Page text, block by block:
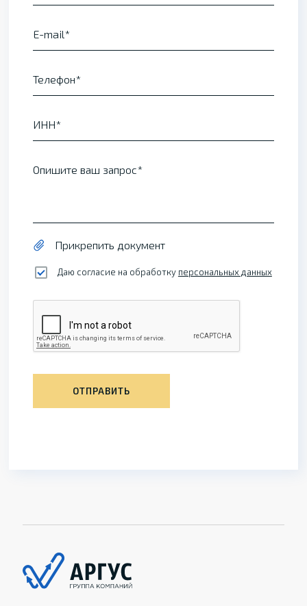
E-mail
Телефон
ИНН
Опишите ваш запрос
Прикрепить документ
Даю согласие на обработку персональных данных
ОТПРАВИТЬ